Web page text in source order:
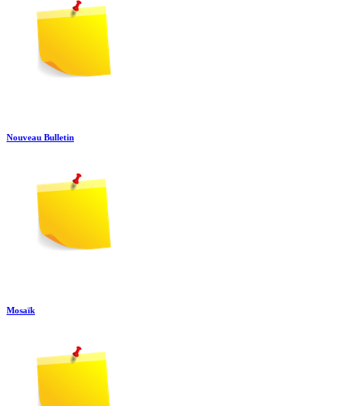
Nouveau Bulletin
Mosaïk